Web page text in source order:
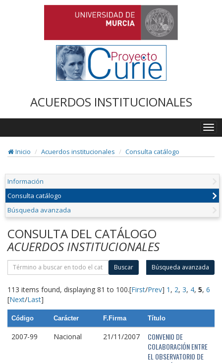
ACUERDOS INSTITUCIONALES
Inicio
Acuerdos institucionales Consulta catálogo
Información
Consulta catálogo
Búsqueda avanzada
CONSULTA DEL CATÁLOGO
ACUERDOS INSTITUCIONALES
Buscar Búsqueda avanzada
113 items found, displaying 81 to 100.[First/Prev] 1 , 2, 3, 4, 5, 6
[Next/Last]
Código Carácter F.Firma Título
2007-99 Nacional 21/11/2007
CONVENIO DE
COLABORACIÓN ENTRE
EL OBSERVATORIO DE